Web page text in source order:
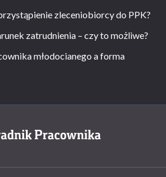
zleceniobiorcy do PPK?
zatrudnienia – czy to możliwe?
młodocianego a forma